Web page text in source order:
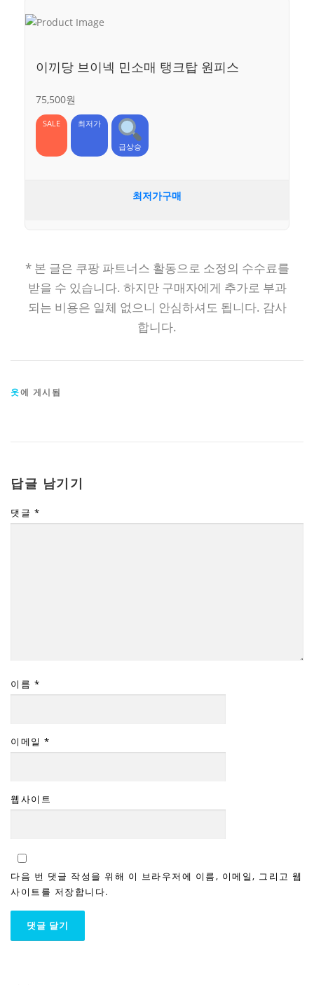
이끼당 브이넥 민소매 탱크탑 원피스
75,500원
SALE 최저가
급상승
최저가구매
* 본 글은 쿠팡 파트너스 활동으로 소정의 수수료를
받을 수 있습니다. 하지만 구매자에게 추가로 부과
되는 비용은 일체 없으니 안심하셔도 됩니다. 감사
합니다.
옷에 게시됨
답글 남기기
댓글 *
이름 *
이메일 *
웹사이트
다음 번 댓글 작성을 위해 이 브라우저에 이름, 이메일, 그리고 웹
사이트를 저장합니다.